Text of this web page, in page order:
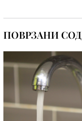
ПОВРЗАНИ